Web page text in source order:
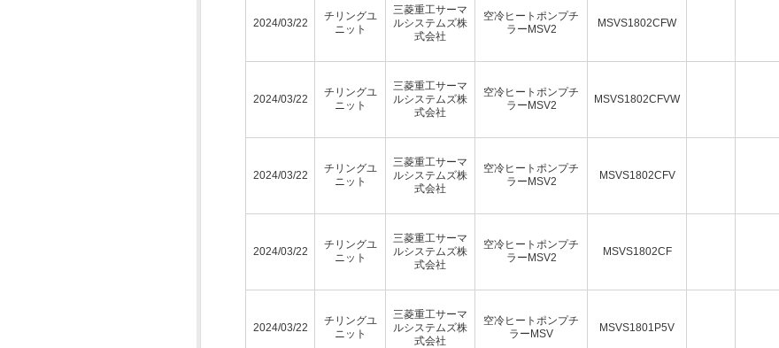
2024/03/22
チリングユ
ニット
三菱重工サーマ
ルシステムズ株
式会社
空冷ヒートポンプチ
ラーMSV2
MSVS1802CFW
2024/03/22
チリングユ
ニット
三菱重工サーマ
ルシステムズ株
式会社
空冷ヒートポンプチ
ラーMSV2
MSVS1802CFVW
2024/03/22
チリングユ
ニット
三菱重工サーマ
ルシステムズ株
式会社
空冷ヒートポンプチ
ラーMSV2
MSVS1802CFV
2024/03/22
チリングユ
ニット
三菱重工サーマ
ルシステムズ株
式会社
空冷ヒートポンプチ
ラーMSV2
MSVS1802CF
2024/03/22
チリングユ
ニット
三菱重工サーマ
ルシステムズ株
式会社
空冷ヒートポンプチ
ラーMSV
MSVS1801P5V